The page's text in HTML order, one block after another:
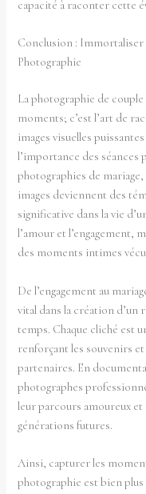
capacité à raconter cette
Conclusion :
Photographie
La photographie de
moments; c’est l’art de
images visuelles
l’importance des séances
photographies de
images deviennent des
significative dans la vie
l’amour et l’engagement,
des moments intimes
De l’engagement au
vital dans la création d’un
temps. Chaque cliché est
renforçant les souvenirs
partenaires. En
photographes
leur parcours amoureux
générations futures.
Ainsi, capturer les
photographie est bien plus